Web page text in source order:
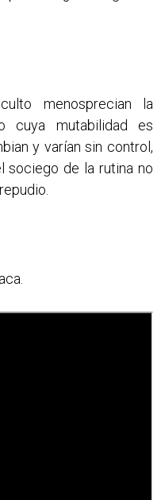
menosprecian la
cuya mutabilidad es
y varían sin control,
sociego de la rutina no